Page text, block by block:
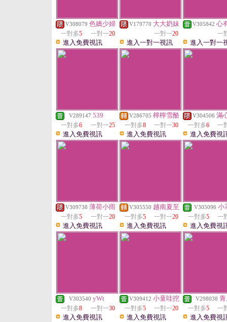
V308079 色嬌少婦
一對多5 一對一20
進入免費視訊
V179770 大大奶妹
一對一20
進入一對一視訊
V305842 心
一
進入一對一
V289147 539
一對多6 一對一25
進入免費視訊
V286705 檸檸雪酪
一對多8 一對一30
進入免費視訊
V304506 滿
一對多6 一
進入免費視
V309738 薄荷小雨
一對多5 一對一20
進入免費視訊
V305550 越南夏至
一對多5 一對一20
進入免費視訊
V305096 小
一對多5 一
進入免費視
V303540 yWt
一對多8 一對一30
進入免費視訊
V309412 小童哇挖
一對多5 一對一20
進入免費視訊
V298038
一對多5 一
進入免費視